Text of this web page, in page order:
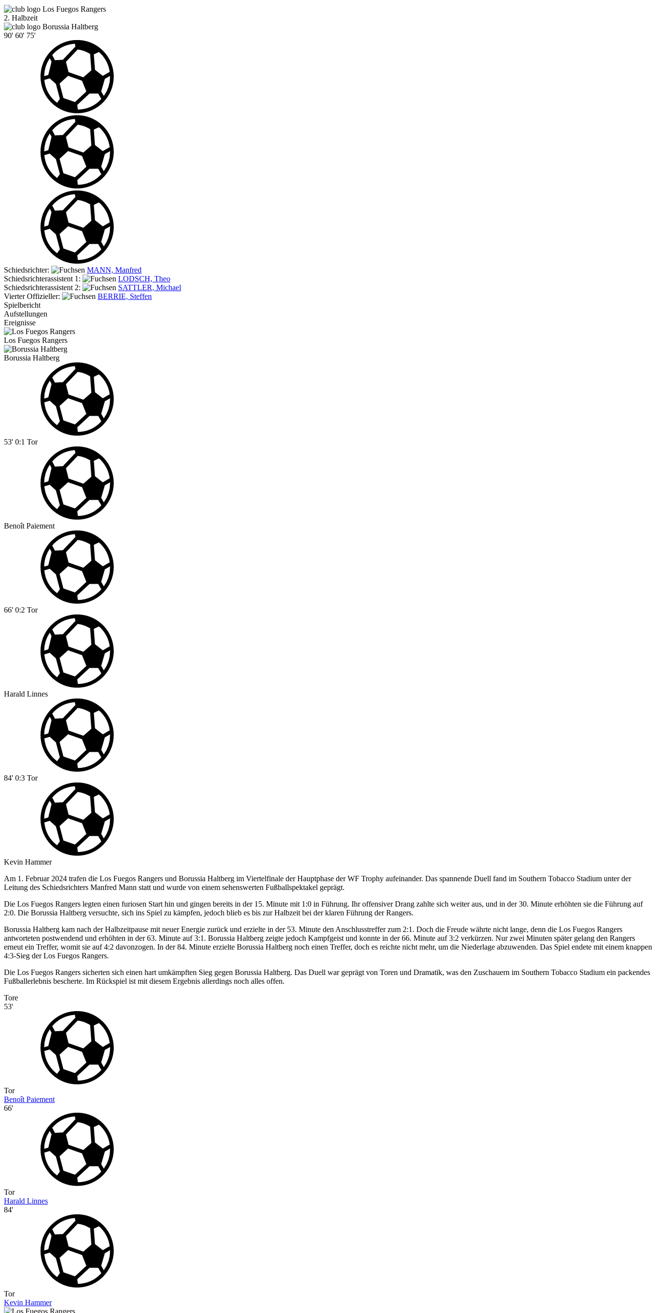
Los Fuegos Rangers
2. Halbzeit
Borussia Haltberg
90' 60' 75'
Schiedsrichter:
MANN, Manfred
Schiedsrichterassistent 1:
LODSCH, Theo
Schiedsrichterassistent 2:
SATTLER, Michael
Vierter Offizieller:
BERRIE, Steffen
Spielbericht
Aufstellungen
Ereignisse
Los Fuegos Rangers
Borussia Haltberg
53' 0:1 Tor
Benoît Paiement
66' 0:2 Tor
Harald Linnes
84' 0:3 Tor
Kevin Hammer
Am 1. Februar 2024 trafen die Los Fuegos Rangers und Borussia Haltberg im Viertelfinale der Hauptphase der WF Trophy aufeinander. Das spannende Duell fand im Southern Tobacco Stadium unter der
Leitung des Schiedsrichters Manfred Mann statt und wurde von einem sehenswerten Fußballspektakel geprägt.
Die Los Fuegos Rangers legten einen furiosen Start hin und gingen bereits in der 15. Minute mit 1:0 in Führung. Ihr offensiver Drang zahlte sich weiter aus, und in der 30. Minute erhöhten sie die Führung auf
2:0. Die Borussia Haltberg versuchte, sich ins Spiel zu kämpfen, jedoch blieb es bis zur Halbzeit bei der klaren Führung der Rangers.
Borussia Haltberg kam nach der Halbzeitpause mit neuer Energie zurück und erzielte in der 53. Minute den Anschlusstreffer zum 2:1. Doch die Freude währte nicht lange, denn die Los Fuegos Rangers
antworteten postwendend und erhöhten in der 63. Minute auf 3:1. Borussia Haltberg zeigte jedoch Kampfgeist und konnte in der 66. Minute auf 3:2 verkürzen. Nur zwei Minuten später gelang den Rangers
erneut ein Treffer, womit sie auf 4:2 davonzogen. In der 84. Minute erzielte Borussia Haltberg noch einen Treffer, doch es reichte nicht mehr, um die Niederlage abzuwenden. Das Spiel endete mit einem knappen
4:3-Sieg der Los Fuegos Rangers.
Die Los Fuegos Rangers sicherten sich einen hart umkämpften Sieg gegen Borussia Haltberg. Das Duell war geprägt von Toren und Dramatik, was den Zuschauern im Southern Tobacco Stadium ein packendes
Fußballerlebnis bescherte. Im Rückspiel ist mit diesem Ergebnis allerdings noch alles offen.
Tore
53'
Tor
Benoît Paiement
66'
Tor
Harald Linnes
84'
Tor
Kevin Hammer